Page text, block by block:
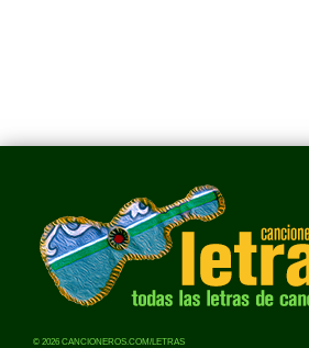
© 2026 CANCIONEROS.COM/LETRAS